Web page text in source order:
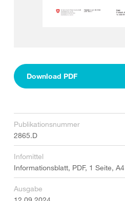
Download PDF
Publikationsnummer
2865.D
Infomittel
Informationsblatt, PDF, 1 Seite, A4
Ausgabe